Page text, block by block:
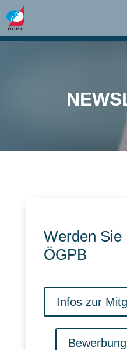
Werden Sie
ÖGPB
Infos zur